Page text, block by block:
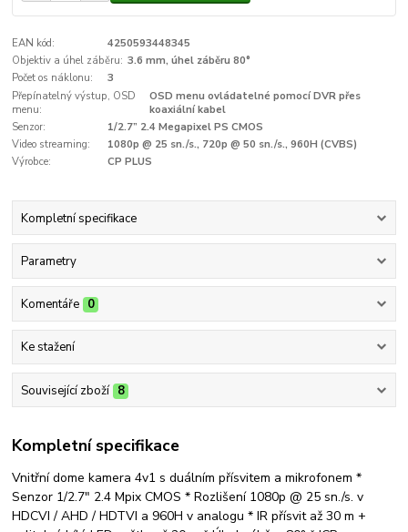
EAN kód:
4250593448345
Objektiv a úhel záběru: 3.6 mm, úhel záběru 80°
Počet os náklonu:
3
Přepínatelný výstup, OSD
menu:
OSD menu ovládatelné pomocí DVR přes
koaxiální kabel
Senzor:
1/2.7” 2.4 Megapixel PS CMOS
Video streaming:
1080p @ 25 sn./s., 720p @ 50 sn./s., 960H (CVBS)
Výrobce:
CP PLUS
Kompletní specifikace
Parametry
Komentáře 0
Ke stažení
Související zboží 8
Kompletní specifikace
Vnitřní dome kamera 4v1 s duálním přísvitem a mikrofonem *
Senzor 1/2.7" 2.4 Mpix CMOS * Rozlišení 1080p @ 25 sn./s. v
HDCVI / AHD / HDTVI a 960H v analogu * IR přísvit až 30 m +